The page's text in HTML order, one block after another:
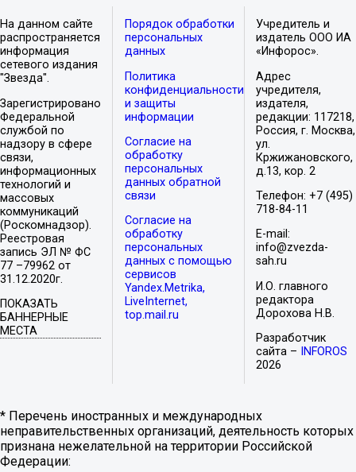
На данном сайте
распространяется
информация
сетевого издания
"Звезда".
Зарегистрировано
Федеральной
службой по
надзору в сфере
связи,
информационных
технологий и
массовых
коммуникаций
(Роскомнадзор).
Реестровая
запись ЭЛ № ФС
77 –79962 от
31.12.2020г.
ПОКАЗАТЬ
БАННЕРНЫЕ
МЕСТА
Порядок обработки
персональных
данных
Политика
конфиденциальности
и защиты
информации
Согласие на
обработку
персональных
данных обратной
связи
Согласие на
обработку
персональных
данных с помощью
сервисов
Yandex.Metrika,
LiveInternet,
top.mail.ru
Учредитель и
издатель ООО ИА
«Инфорос».
Адрес
учредителя,
издателя,
редакции: 117218,
Россия, г. Москва,
ул.
Кржижановского,
д.13, кор. 2
Телефон: +7 (495)
718-84-11
E-mail:
info@zvezda-
sah.ru
И.О. главного
редактора
Дорохова Н.В.
Разработчик
сайта –
INFOROS
2026
* Перечень иностранных и международных
неправительственных организаций, деятельность которых
признана нежелательной на территории Российской
Федерации: